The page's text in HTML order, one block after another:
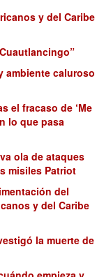
y del Caribe
ambiente caluroso
el fracaso de ‘Me
lo que pasa
ola de ataques
misiles Patriot
del
y del Caribe
la muerte de